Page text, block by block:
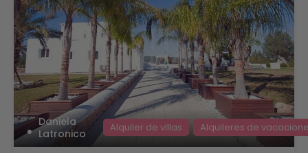
Daniela
Latronico
Alquiler de villas Alquileres de